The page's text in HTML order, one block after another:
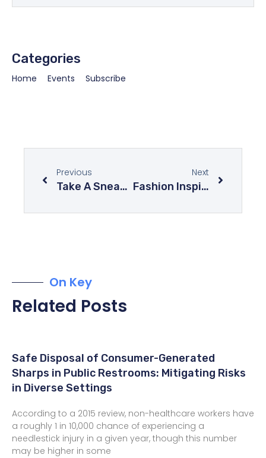
Categories
Home Events Subscribe
Previous
Take A Sneak Peek Into The Future Of Second-Hand Clothes Shops
Next
Fashion Inspired By Architecture And Famous Monuments Around The World
On Key
Related Posts
Safe Disposal of Consumer-Generated
Sharps in Public Restrooms: Mitigating Risks
in Diverse Settings
According to a 2015 review, non-healthcare workers have
a roughly 1 in 10,000 chance of experiencing a
needlestick injury in a given year, though this number
may be higher in some